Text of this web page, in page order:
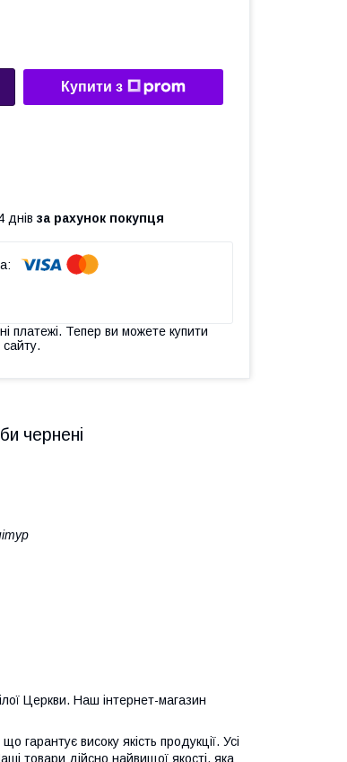
Купити з
днів за рахунок покупця
платежі. Тепер ви можете купити
чернені
Церкви. Наш інтернет-магазин
гарантує високу якість продукції. Усі
товари дійсно найвищої якості, яка